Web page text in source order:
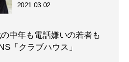
2021.03.02
中年も電話嫌いの若者も
「クラブハウス」